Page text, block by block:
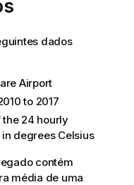
dados
Airport
to 2017
24 hourly
degrees Celsius
contém
média de uma